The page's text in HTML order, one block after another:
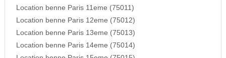
Location benne Paris 11eme (75011)
Location benne Paris 12eme (75012)
Location benne Paris 13eme (75013)
Location benne Paris 14eme (75014)